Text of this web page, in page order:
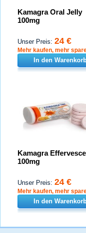
Kamagra Oral Jelly
100mg
Unser Preis: 24 €
Mehr kaufen, mehr
In den
Kamagra
100mg
Unser Preis: 24 €
Mehr kaufen, mehr
In den